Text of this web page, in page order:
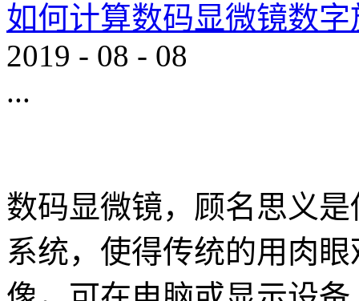
如何计算数码显微镜数
2019 - 08 - 08
...
数码显微镜，顾名思义
系统，使得传统的用肉